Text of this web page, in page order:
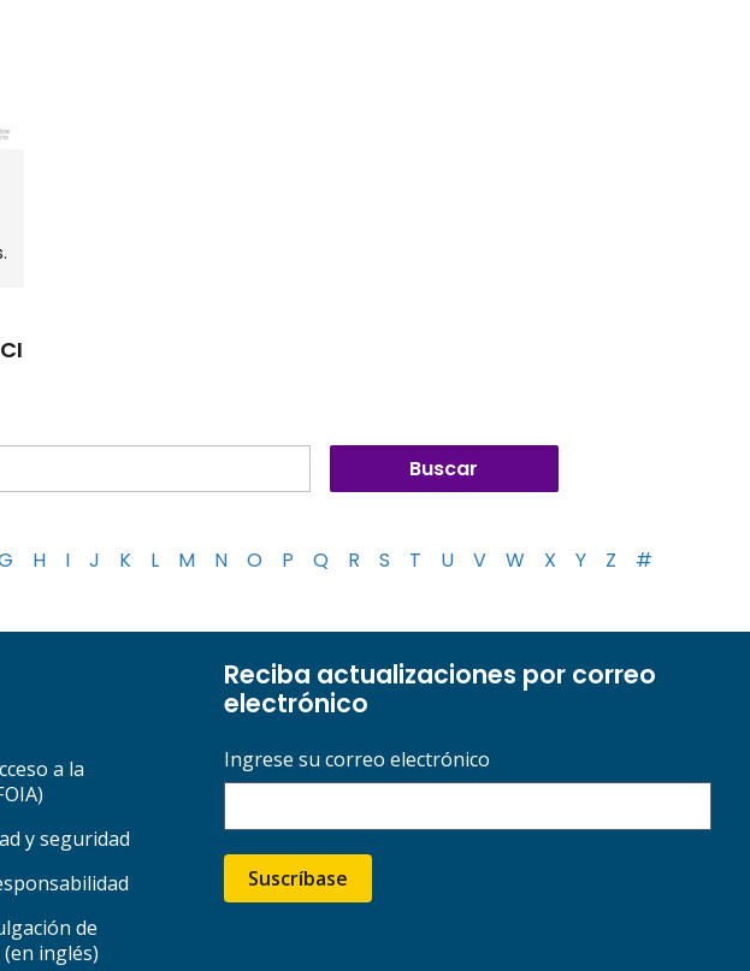
H I J K L M N O P Q R S T U V W X Y Z #
a la
y seguridad
de
inglés)
Reciba actualizaciones por correo
electrónico
Ingrese su correo electrónico
Suscríbase